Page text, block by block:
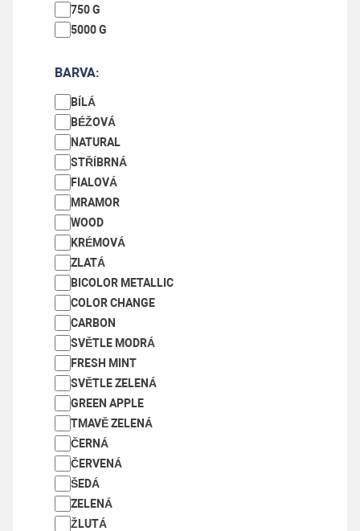
750 G
5000 G
BARVA:
BÍLÁ
BÉŽOVÁ
NATURAL
STŘÍBRNÁ
FIALOVÁ
MRAMOR
WOOD
KRÉMOVÁ
ZLATÁ
BICOLOR METALLIC
COLOR CHANGE
CARBON
SVĚTLE MODRÁ
FRESH MINT
SVĚTLE ZELENÁ
GREEN APPLE
TMAVĚ ZELENÁ
ČERNÁ
ČERVENÁ
ŠEDÁ
ZELENÁ
ŽLUTÁ
REC-PET-G přeběh barev 1000 g - 1,75 mm
Na dotaz
350 Kč
+
- ks